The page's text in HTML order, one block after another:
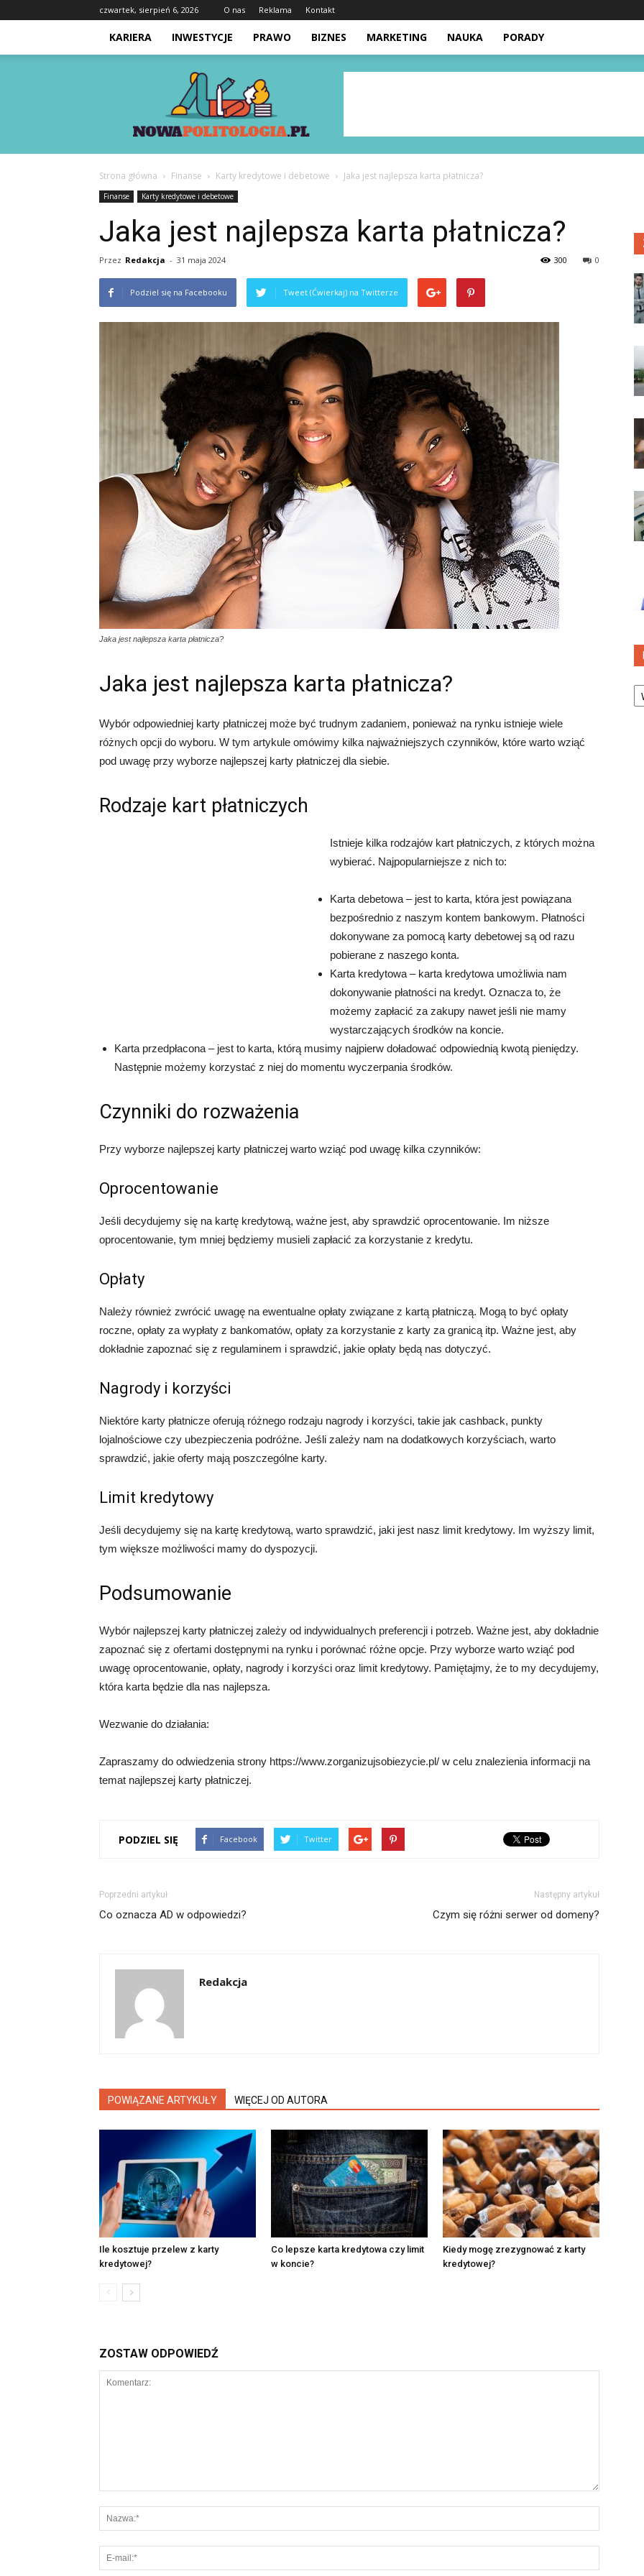
czwartek, sierpień 6, 2026 O nas Reklama Kontakt
KARIERA INWESTYCJE PRAWO BIZNES MARKETING NAUKA PORADY
Nowapolitologia.pl
Strona główna Finanse Karty kredytowe i debetowe Jaka jest najlepsza karta płatnicza?
Finanse Karty kredytowe i debetowe
Jaka jest najlepsza karta płatnicza?
Przez Redakcja - 31 maja 2024 0
300
Podziel się na Facebooku Tweet (Ćwierkaj) na Twitterze
Jaka jest najlepsza karta płatnicza?
Jaka jest najlepsza karta płatnicza?
Wybór odpowiedniej karty płatniczej może być trudnym zadaniem, ponieważ na rynku istnieje wiele
różnych opcji do wyboru. W tym artykule omówimy kilka najważniejszych czynników, które warto wziąć
pod uwagę przy wyborze najlepszej karty płatniczej dla siebie.
Rodzaje kart płatniczych
Istnieje kilka rodzajów kart płatniczych, z których można
wybierać. Najpopularniejsze z nich to:
Karta debetowa – jest to karta, która jest powiązana
bezpośrednio z naszym kontem bankowym. Płatności
dokonywane za pomocą karty debetowej są od razu
pobierane z naszego konta.
Karta kredytowa – karta kredytowa umożliwia nam
dokonywanie płatności na kredyt. Oznacza to, że
możemy zapłacić za zakupy nawet jeśli nie mamy
wystarczających środków na koncie.
Karta przedpłacona – jest to karta, którą musimy najpierw doładować odpowiednią kwotą pieniędzy.
Następnie możemy korzystać z niej do momentu wyczerpania środków.
Czynniki do rozważenia
Przy wyborze najlepszej karty płatniczej warto wziąć pod uwagę kilka czynników:
Oprocentowanie
Jeśli decydujemy się na kartę kredytową, ważne jest, aby sprawdzić oprocentowanie. Im niższe
oprocentowanie, tym mniej będziemy musieli zapłacić za korzystanie z kredytu.
Opłaty
Należy również zwrócić uwagę na ewentualne opłaty związane z kartą płatniczą. Mogą to być opłaty
roczne, opłaty za wypłaty z bankomatów, opłaty za korzystanie z karty za granicą itp. Ważne jest, aby
dokładnie zapoznać się z regulaminem i sprawdzić, jakie opłaty będą nas dotyczyć.
Nagrody i korzyści
Niektóre karty płatnicze oferują różnego rodzaju nagrody i korzyści, takie jak cashback, punkty
lojalnościowe czy ubezpieczenia podróżne. Jeśli zależy nam na dodatkowych korzyściach, warto
sprawdzić, jakie oferty mają poszczególne karty.
Limit kredytowy
Jeśli decydujemy się na kartę kredytową, warto sprawdzić, jaki jest nasz limit kredytowy. Im wyższy limit,
tym większe możliwości mamy do dyspozycji.
Podsumowanie
Wybór najlepszej karty płatniczej zależy od indywidualnych preferencji i potrzeb. Ważne jest, aby dokładnie
zapoznać się z ofertami dostępnymi na rynku i porównać różne opcje. Przy wyborze warto wziąć pod
uwagę oprocentowanie, opłaty, nagrody i korzyści oraz limit kredytowy. Pamiętajmy, że to my decydujemy,
która karta będzie dla nas najlepsza.
Wezwanie do działania:
Zapraszamy do odwiedzenia strony https://www.zorganizujsobiezycie.pl/ w celu znalezienia informacji na
temat najlepszej karty płatniczej.
PODZIEL SIĘ Facebook Twitter
Poprzedni artykuł
Co oznacza AD w odpowiedzi?
Następny artykuł
Czym się różni serwer od domeny?
Redakcja
POWIĄZANE ARTYKUŁY WIĘCEJ OD AUTORA
Ile kosztuje przelew z karty
kredytowej?
Co lepsze karta kredytowa czy limit
w koncie?
Kiedy mogę zrezygnować z karty
kredytowej?
ZOSTAW ODPOWIEDŹ